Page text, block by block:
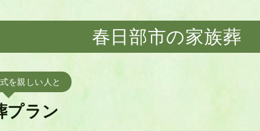
春日部市の家族葬
を親しい人と
プラン